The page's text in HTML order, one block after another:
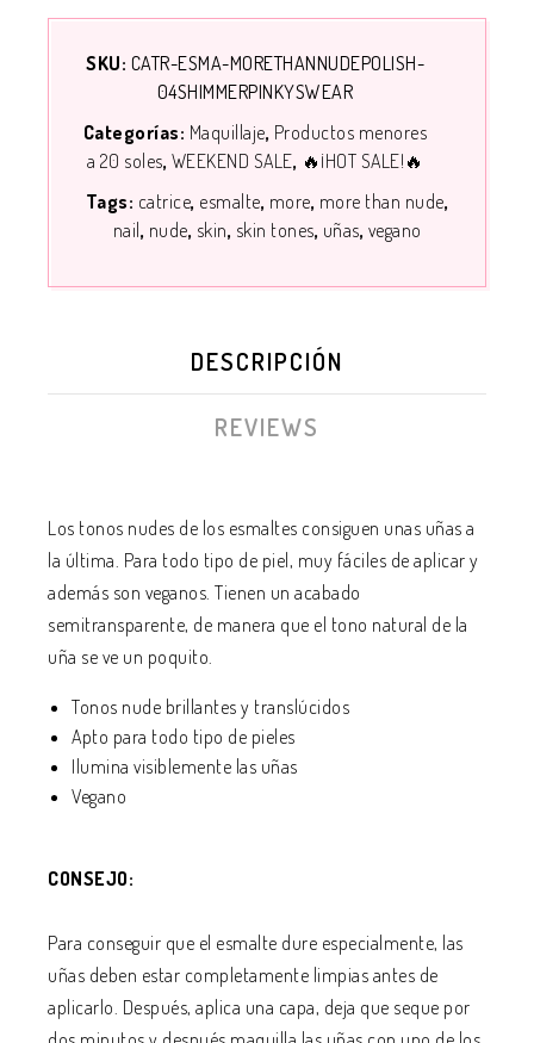
SKU: CATR-ESMA-MORETHANNUDEPOLISH-
04SHIMMERPINKYSWEAR
Categorías: Maquillaje Productos menores
a 20 soles WEEKEND SALE 🔥¡HOT SALE!🔥
Tags: catrice esmalte more more than nude
nail
nude skin skin tones uñas vegano
DESCRIPCIÓN
REVIEWS
Los tonos nudes de los esmaltes consiguen unas uñas a
la última. Para todo tipo de piel, muy fáciles de aplicar y
además son veganos. Tienen un acabado
semitransparente, de manera que el tono natural de la
uña se ve un poquito.
Tonos nude brillantes y translúcidos
Apto para todo tipo de pieles
Ilumina visiblemente las uñas
Vegano
CONSEJO:
Para conseguir que el esmalte dure especialmente, las
uñas deben estar completamente limpias antes de
aplicarlo. Después, aplica una capa, deja que seque por